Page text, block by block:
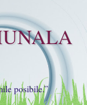
posibile.”